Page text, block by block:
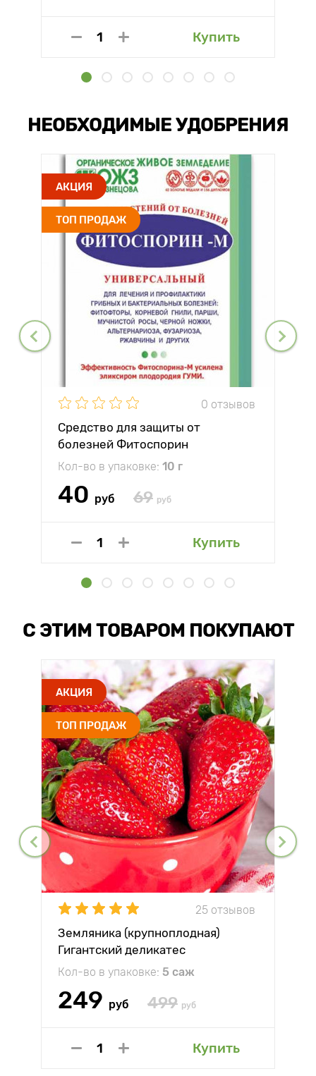
Купить
НЕОБХОДИМЫЕ УДОБРЕНИЯ
АКЦИЯ
ТОП ПРОДАЖ
0 отзывов
Средство для защиты от
болезней Фитоспорин
Кол-во в упаковке: 10 г
40 руб 69 руб
Купить
С ЭТИМ ТОВАРОМ ПОКУПАЮТ
АКЦИЯ
ТОП ПРОДАЖ
25 отзывов
Земляника (крупноплодная)
Гигантский деликатес
Кол-во в упаковке: 5 саж
249 руб 499 руб
Купить